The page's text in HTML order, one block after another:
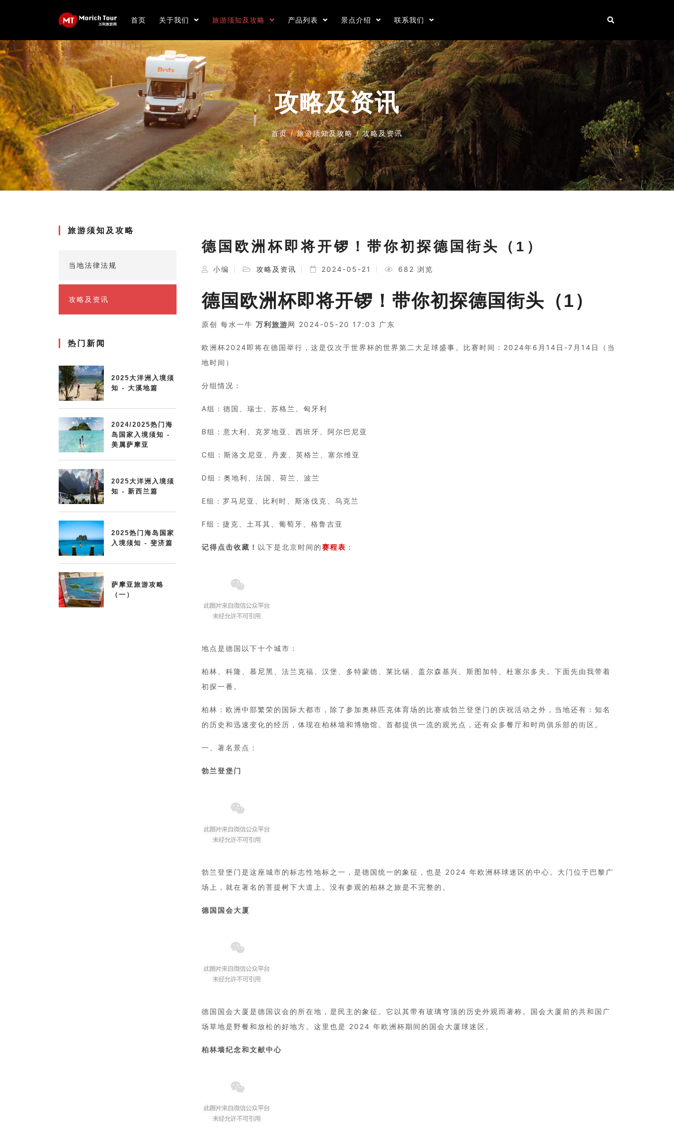
首页 关于我们 旅游须知及攻略 产品列表 景点介绍 联系我们
攻略及资讯
首页/旅游须知及攻略/攻略及资讯
旅游须知及攻略
当地法律法规
攻略及资讯
热门新闻
2025大洋洲入境须
知 - 大溪地篇
2024/2025热门海
岛国家入境须知 -
美属萨摩亚
2025大洋洲入境须
知 - 新西兰篇
2025热门海岛国家
入境须知 - 斐济篇
萨摩亚旅游攻略
（一）
德国欧洲杯即将开锣！带你初探德国街头（1）
小编 攻略及资讯 2024-05-21 682 浏览
德国欧洲杯即将开锣！带你初探德国街头（1）
原创 每水一牛 万利旅游网 2024-05-20 17:03 广东
欧洲杯2024即将在德国举行，这是仅次于世界杯的世界第二大足球盛事。比赛时间：2024年6月14日-7月14日（当
地时间）
分组情况：
A组：德国、瑞士、苏格兰、匈牙利
B组：意大利、克罗地亚、西班牙、阿尔巴尼亚
C组：斯洛文尼亚、丹麦、英格兰、塞尔维亚
D组：奥地利、法国、荷兰、波兰
E组：罗马尼亚、比利时、斯洛伐克、乌克兰
F组：捷克、土耳其、葡萄牙、格鲁吉亚
记得点击收藏！ 以下是北京时间的赛程表 ：
地点是德国以下十个城市：
柏林、科隆、慕尼黑、法兰克福、汉堡、多特蒙德、莱比锡、盖尔森基兴、斯图加特、杜塞尔多夫。下面先由我带着
初探一番。
柏林：欧洲中部繁荣的国际大都市，除了参加奥林匹克体育场的比赛或勃兰登堡门的庆祝活动之外，当地还有：知名
的历史和迅速变化的经历，体现在柏林墙和博物馆。首都提供一流的观光点，还有众多餐厅和时尚俱乐部的街区。
一、著名景点：
勃兰登堡门
勃兰登堡门是这座城市的标志性地标之一，是德国统一的象征，也是 2024 年欧洲杯球迷区的中心。大门位于巴黎广
场上，就在著名的菩提树下大道上。没有参观的柏林之旅是不完整的。
德国国会大厦
德国国会大厦是德国议会的所在地，是民主的象征。它以其带有玻璃穹顶的历史外观而著称。国会大厦前的共和国广
场草地是野餐和放松的好地方。这里也是 2024 年欧洲杯期间的国会大厦球迷区。
柏林墙纪念和文献中心